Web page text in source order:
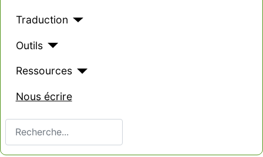
Traduction
Outils
Ressources
Nous écrire
Type 2 or more characters for results.